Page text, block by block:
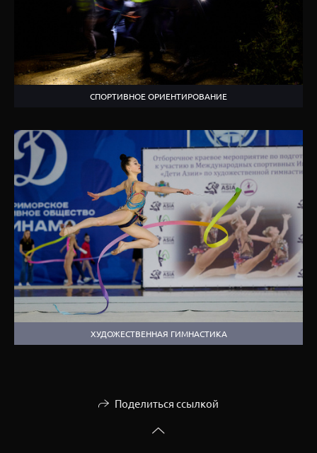
СПОРТИВНОЕ ОРИЕНТИРОВАНИЕ
ХУДОЖЕСТВЕННАЯ ГИМНАСТИКА
Поделиться ссылкой